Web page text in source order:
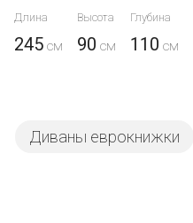
Длина Высота Глубина
245 90 110
Диваны еврокнижки